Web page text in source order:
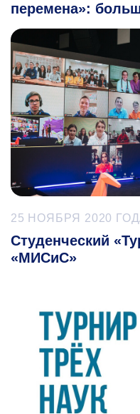
перемена»:
25 НОЯБРЯ 2020
Студенческий
«МИСиС»